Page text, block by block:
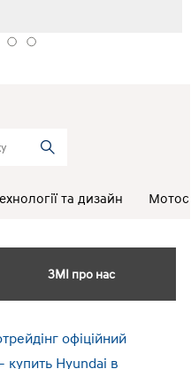
та дизайн
ЗМІ про нас